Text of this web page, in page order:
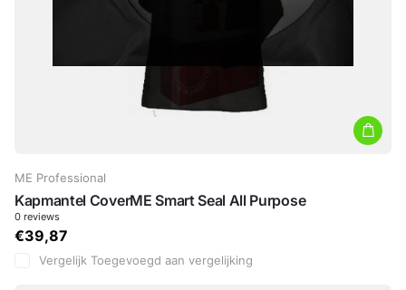
ME Professional
Kapmantel CoverME Smart Seal All Purpose
0 reviews
€39,87
Vergelijk Toegevoegd aan vergelijking